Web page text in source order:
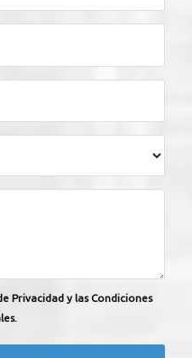
Privacidad y las Condiciones